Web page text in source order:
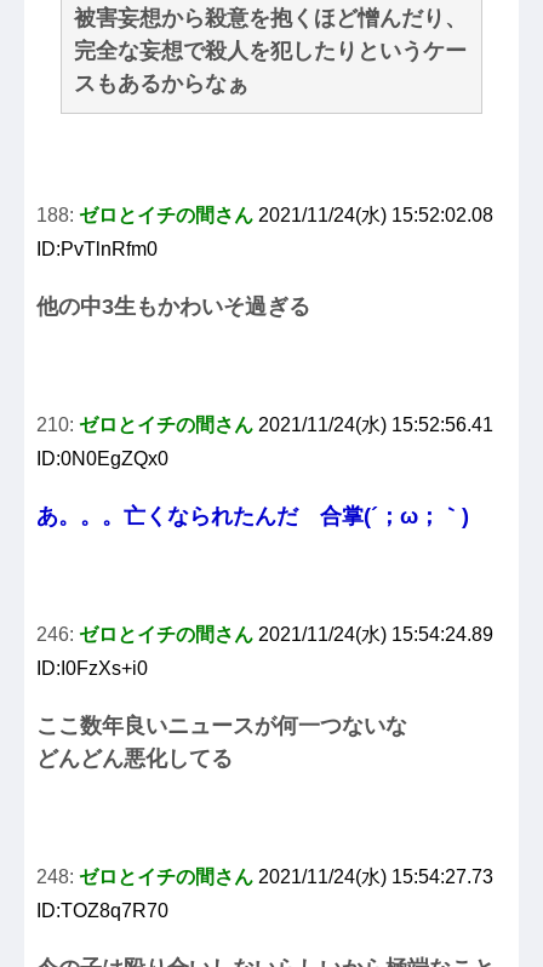
被害妄想から殺意を抱くほど憎んだり、
完全な妄想で殺人を犯したりというケー
スもあるからなぁ
188: ゼロとイチの間さん 2021/11/24(水) 15:52:02.08
ID:PvTlnRfm0
他の中3生もかわいそ過ぎる
210: ゼロとイチの間さん 2021/11/24(水) 15:52:56.41
ID:0N0EgZQx0
あ。。。亡くなられたんだ 合掌(´；ω；｀)
246: ゼロとイチの間さん 2021/11/24(水) 15:54:24.89
ID:I0FzXs+i0
ここ数年良いニュースが何一つないな
どんどん悪化してる
248: ゼロとイチの間さん 2021/11/24(水) 15:54:27.73
ID:TOZ8q7R70